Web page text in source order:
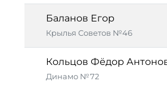
Баланов Егор
Крылья Советов №46
Кольцов Фёдор
Динамо №72